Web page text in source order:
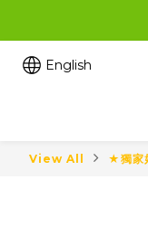
English
View All ★獨家